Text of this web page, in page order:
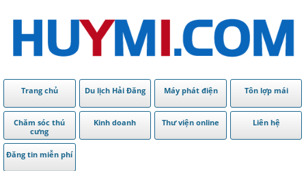
Trang chủ Du lịch Hải Đăng Máy phát điện Tôn lợp mái
Chăm sóc thú
cưng
Kinh doanh Thư viện online Liên hệ
Đăng tin miễn phí